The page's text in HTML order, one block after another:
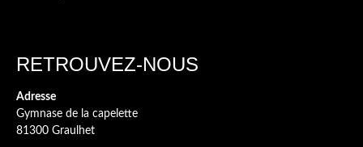
RETROUVEZ-NOUS
Adresse
Gymnase de la capelette
81300 Graulhet